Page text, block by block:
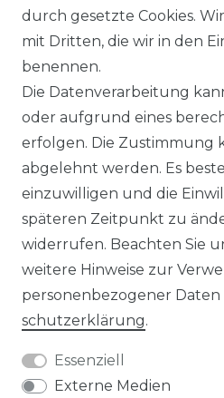
Unsere
Wir
durch gesetzte Cookies.
mit Dritten, die wir in den
benennen.
Die Datenverarbeitung
oder aufgrund eines
erfolgen. Die Zustimmung
abgelehnt werden. Es
einzuwilligen und die
späteren Zeitpunkt zu
widerrufen. Beachten Sie
weitere Hinweise zur
personenbezogener Daten
schutz­erklärung.
Essenziell
Externe Medien